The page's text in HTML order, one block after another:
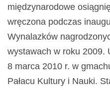
międzynarodowe
wręczona podczas
Wynalazków
wystawach w roku 2009.
8 marca 2010 r. w
Pałacu Kultury i Nauki.